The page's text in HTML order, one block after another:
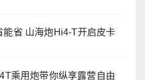
能省 山海炮Hi4-T开启皮卡
乘用炮带你纵享露营自由